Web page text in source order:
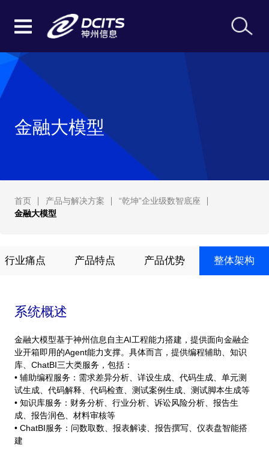
金融大模型
首页 产品与解决方案
“乾坤”企业级数智底座
金融大模型
行业痛点 产品特点 产品优势 整体架构
系统概述
金融大模型基于神州信息自主AI工程能力搭建，提供面向金融企
业开箱即用的Agent能力支撑。具体而言，提供编程辅助、知识
库、ChatBI三大类服务，包括：
• 辅助编程服务：需求差异分析、详设生成、代码生成、单元测
试生成、代码解释、代码检查、测试案例生成、测试脚本生成等
• 知识库服务：财务分析、行业分析、诉讼风险分析、报告生
成、报告润色、材料审核等
• ChatBI服务：问数取数、报表解读、报告撰写、仪表盘智能搭
建